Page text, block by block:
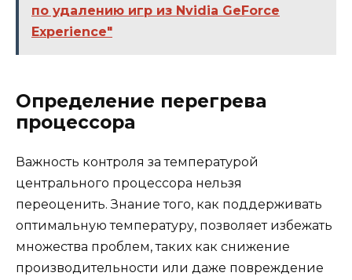
по удалению игр из Nvidia GeForce
Experience"
Определение перегрева
процессора
Важность контроля за температурой
центрального процессора нельзя
переоценить. Знание того, как поддерживать
оптимальную температуру, позволяет избежать
множества проблем, таких как снижение
производительности или даже повреждение